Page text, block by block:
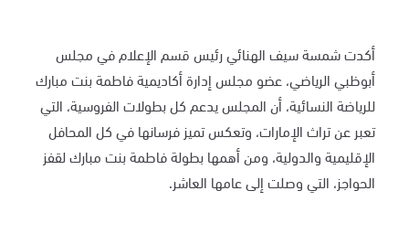
أكدت شمسة سيف الهنائي رئيس قسم الإعلام في مجلس
أبوظبي الرياضي، عضو مجلس إدارة أكاديمية فاطمة بنت مبارك
للرياضة النسائية، أن المجلس يدعم كل بطولات الفروسية، التي
تعبر عن تراث الإمارات، وتعكس تميز فرسانها في كل المحافل
الإقليمية والدولية، ومن أهمها بطولة فاطمة بنت مبارك لقفز
الحواجز، التي وصلت إلى عامها العاشر.